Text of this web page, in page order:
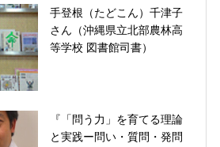
手登根（たどこん）千津子
さん（沖縄県立北部農林高
等学校 図書館司書）
『「問う力」を育てる理論
と実践ー問い・質問・発問